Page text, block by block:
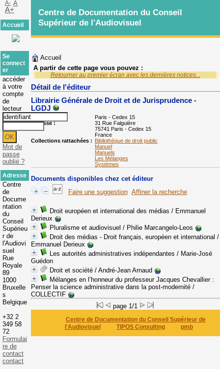
Accueil
A partir de cette page vous pouvez :
Retourner au premier écran avec les dernières notices...
Détail de l'éditeur
Librairie Générale de Droit et de Jurisprudence -
LGDJ
localisé à :
Paris - Cedex 15
Adresse :
31 Rue Falguière
75741 Paris - Cedex 15
France
Collections rattachées :
Bibliothèque de droit public
Manuel
Manuels
Les Mélanges
Systèmes
Documents disponibles chez cet éditeur
Faire une suggestion Affiner la recherche
Droit européen et international des médias / Emmanuel
Derieux
Pluralisme et audiovisuel / Philie Marcangelo-Leos
Droit des médias - Droit français, européen et international /
Emmanuel Derieux
Les autorités administratives indépendantes / Marie-José
Guédon
Droit et société/ André-Jean Arnaud
Mélanges en l’honneur du professeur Jacques Chevallier:
Penser la science administrative dans la post-modernité/
COLLECTIF
page 1/1
Centre de Documentation du Conseil Supérieur de
l'Audiovisuel
TIPOS Consulting pmb
Centre de Documentation du Conseil
Supérieur de l'Audiovisuel
A- A
A+
Accueil
Se
connect
er
accéder
à votre
compte
de
lecteur
Mot de
passe
oublié ?
Adresse
Centre
de
Docume
ntation
du
Conseil
Supérieu
r de
l'Audiovi
suel
Rue
Royale
89
1000
Bruxelle
s
Belgique
+32 2
349 58
72
Formulai
re de
contact
contact